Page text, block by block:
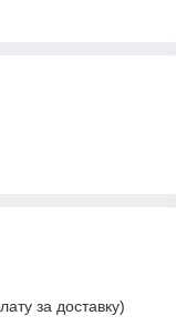
за доставку)